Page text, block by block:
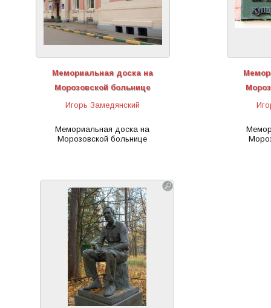
Мемориальная доска на
Морозовской больнице
Игорь Замедянский
Мемориальная доска на
Морозовской больнице